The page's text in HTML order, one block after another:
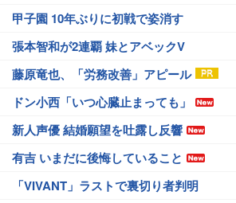
甲子園 10年ぶりに初戦で姿消す
張本智和が2連覇 妹とアベックV
藤原竜也、「労務改善」アピール
ドン小西「いつ心臓止まっても」
新人声優 結婚願望を吐露し反響
有吉 いまだに後悔していること
「VIVANT」ラストで裏切り者判明